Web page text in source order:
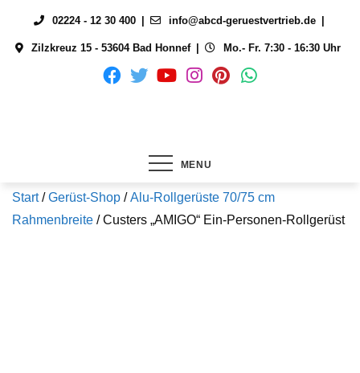
content
02224 - 12 30 400 info@abcd-geruestvertrieb.de
Zilzkreuz 15 - 53604 Bad Honnef Mo.- Fr. 7:30 - 16:30 Uhr
MENU
Start/Gerüst-Shop /Alu-Rollgerüste 70/75 cm
Rahmenbreite / Custers „AMIGO“ Ein-Personen-Rollgerüst